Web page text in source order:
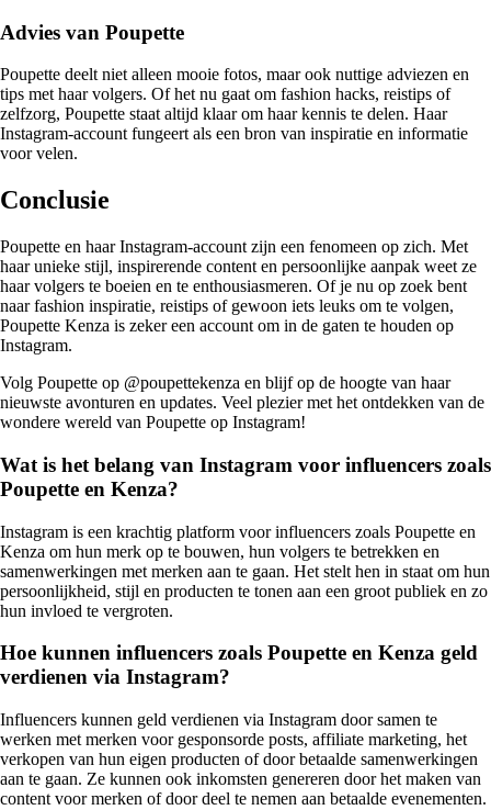
Advies van Poupette
Poupette deelt niet alleen mooie fotos, maar ook nuttige adviezen en
tips met haar volgers. Of het nu gaat om fashion hacks, reistips of
zelfzorg, Poupette staat altijd klaar om haar kennis te delen. Haar
Instagram-account fungeert als een bron van inspiratie en informatie
voor velen.
Conclusie
Poupette en haar Instagram-account zijn een fenomeen op zich. Met
haar unieke stijl, inspirerende content en persoonlijke aanpak weet ze
haar volgers te boeien en te enthousiasmeren. Of je nu op zoek bent
naar fashion inspiratie, reistips of gewoon iets leuks om te volgen,
Poupette Kenza is zeker een account om in de gaten te houden op
Instagram.
Volg Poupette op @poupettekenza en blijf op de hoogte van haar
nieuwste avonturen en updates. Veel plezier met het ontdekken van de
wondere wereld van Poupette op Instagram!
Wat is het belang van Instagram voor influencers zoals
Poupette en Kenza?
Instagram is een krachtig platform voor influencers zoals Poupette en
Kenza om hun merk op te bouwen, hun volgers te betrekken en
samenwerkingen met merken aan te gaan. Het stelt hen in staat om hun
persoonlijkheid, stijl en producten te tonen aan een groot publiek en zo
hun invloed te vergroten.
Hoe kunnen influencers zoals Poupette en Kenza geld
verdienen via Instagram?
Influencers kunnen geld verdienen via Instagram door samen te
werken met merken voor gesponsorde posts, affiliate marketing, het
verkopen van hun eigen producten of door betaalde samenwerkingen
aan te gaan. Ze kunnen ook inkomsten genereren door het maken van
content voor merken of door deel te nemen aan betaalde evenementen.